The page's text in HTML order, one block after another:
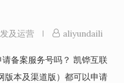
及运营 aliyundaili
备案服务号吗？ 凯铧互联
版本及渠道版）都可以申请